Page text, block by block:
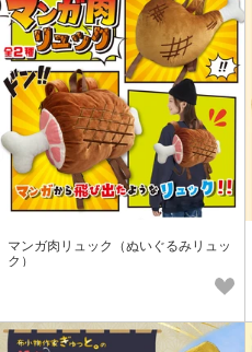
マンガ肉リュック（ぬいぐるみリュッ
ク）